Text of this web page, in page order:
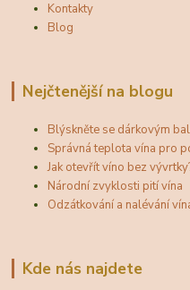
Kontakty
Blog
Nejčtenější na blogu
Blýskněte se dárkovým
Správná teplota vína pro
Jak otevřít víno bez
Národní zvyklosti pití vína
Odzátkování a nalévání
Kde nás najdete